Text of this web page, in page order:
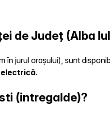
de Județ (Alba
în jurul orașului), sunt
.
(intregalde)?